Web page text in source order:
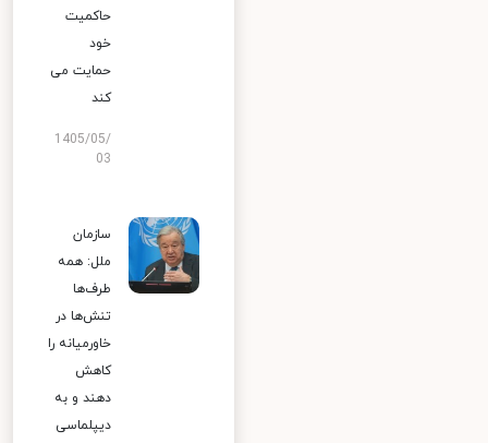
حاکمیت
خود
حمایت می
کند
1405/05/
03
سازمان
ملل: همه
طرف‌ها
تنش‌ها در
خاورمیانه را
کاهش
دهند و به
دیپلماسی